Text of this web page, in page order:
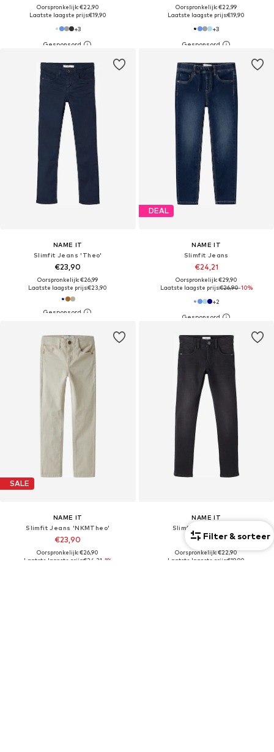
Oorspronkelijk: €22,90
Laatste laagste prijs:€19,90
+3
Oorspronkelijk: €22,99
Laatste laagste prijs:€19,90
+3
NAME IT
Slimfit Jeans 'Theo'
€23,90
Oorspronkelijk: €26,99
Laatste laagste prijs:€23,90
DEAL
NAME IT
Slimfit Jeans
€24,21
Oorspronkelijk: €29,90
Laatste laagste prijs:€26,90-10%
+2
SALE
NAME IT
Slimfit Jeans 'NKMTheo'
€23,90
Oorspronkelijk: €26,90
Laatste laagste prijs:€24,21 -1%
NAME IT
Slimfit Jeans 'Silas'
€19,90
Oorspronkelijk: €22,90
Laatste laagste prijs:€19,90
Filter & sorteer